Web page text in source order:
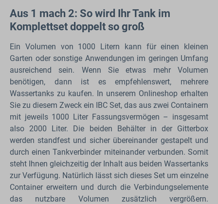
Aus 1 mach 2: So wird Ihr Tank im
Komplettset doppelt so groß
Ein Volumen von 1000 Litern kann für einen kleinen
Garten oder sonstige Anwendungen im geringen Umfang
ausreichend sein. Wenn Sie etwas mehr Volumen
benötigen, dann ist es empfehlenswert, mehrere
Wassertanks zu kaufen. In unserem Onlineshop erhalten
Sie zu diesem Zweck ein IBC Set, das aus zwei Containern
mit jeweils 1000 Liter Fassungsvermögen – insgesamt
also 2000 Liter. Die beiden Behälter in der Gitterbox
werden standfest und sicher übereinander gestapelt und
durch einen Tankverbinder miteinander verbunden. Somit
steht Ihnen gleichzeitig der Inhalt aus beiden Wassertanks
zur Verfügung. Natürlich lässt sich dieses Set um einzelne
Container erweitern und durch die Verbindungselemente
das nutzbare Volumen zusätzlich vergrößern.